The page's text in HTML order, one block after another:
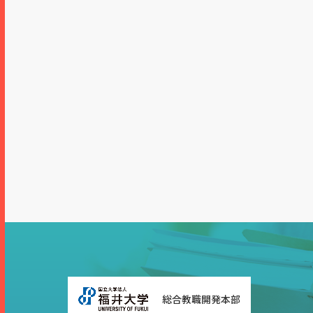
総合教職開発本部